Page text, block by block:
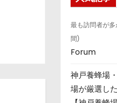
最も訪問者が
間)
Forum
神戸養蜂場
場が厳選し